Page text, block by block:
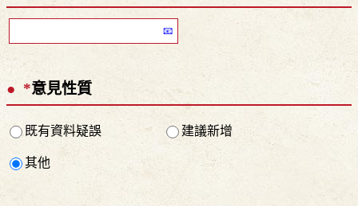
*意見性質
既有資料疑誤 建議新增
其他